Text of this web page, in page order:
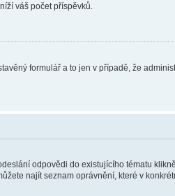
váš počet příspěvků.
formulář a to jen v případě, že
odpovědi do existujícího tématu
najít seznam oprávnění, které v